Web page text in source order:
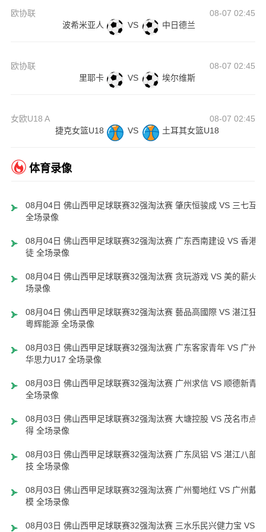
欧协联
08-07 02:45
波希米亚人
VS 中日德兰
欧协联
08-07 02:45
里耶卡
VS 埃尔维斯
女欧U18 A
08-07 02:45
捷克女篮U18
VS 土耳其女篮U18
体育录像
08月04日 佛山西甲足球联赛32强淘汰赛 肇庆恒骏成 VS 三七互娱
全场录像
08月04日 佛山西甲足球联赛32强淘汰赛 广东西南建设 VS 香港圣
徒 全场录像
08月04日 佛山西甲足球联赛32强淘汰赛 贪玩游戏 VS 美的薪火
场录像
08月04日 佛山西甲足球联赛32强淘汰赛 藝品高國際 VS 湛江狂狼
粵辉能源 全场录像
08月03日 佛山西甲足球联赛32强淘汰赛 广东客家青年 VS 广州英
华思力U17 全场录像
08月03日 佛山西甲足球联赛32强淘汰赛 广州求信 VS 顺德新青年
全场录像
08月03日 佛山西甲足球联赛32强淘汰赛 大塘控股 VS 茂名市点都
得 全场录像
08月03日 佛山西甲足球联赛32强淘汰赛 广东凤铝 VS 湛江八部科
技 全场录像
08月03日 佛山西甲足球联赛32强淘汰赛 广州蜀地红 VS 广州戴拿
模 全场录像
08月03日 佛山西甲足球联赛32强淘汰赛 三水乐民兴健力宝 VS 中